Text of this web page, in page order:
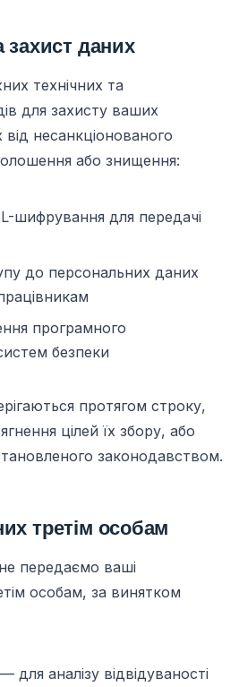
захист даних
технічних та
для захисту ваших
несанкціонованого
або знищення:
шифрування для передачі
до персональних даних
програмного
безпеки
протягом строку,
цілей їх збору, або
законодавством.
третім особам
передаємо ваші
особам, за винятком
— для аналізу відвідуваності